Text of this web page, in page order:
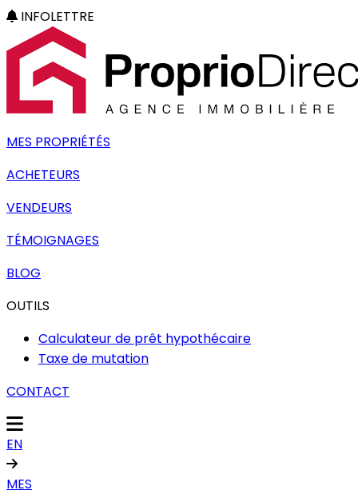
INFOLETTRE
MES PROPRIÉTÉS
ACHETEURS
VENDEURS
TÉMOIGNAGES
BLOG
OUTILS
Calculateur de prêt hypothécaire
Taxe de mutation
CONTACT
EN
MES